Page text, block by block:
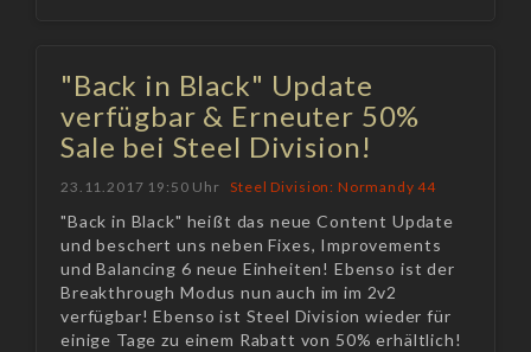
"Back in Black" Update
verfügbar & Erneuter 50%
Sale bei Steel Division!
23.11.2017 19:50 Uhr Steel Division: Normandy 44
"Back in Black" heißt das neue Content Update
und beschert uns neben Fixes, Improvements
und Balancing 6 neue Einheiten! Ebenso ist der
Breakthrough Modus nun auch im im 2v2
verfügbar! Ebenso ist Steel Division wieder für
einige Tage zu einem Rabatt von 50% erhältlich!